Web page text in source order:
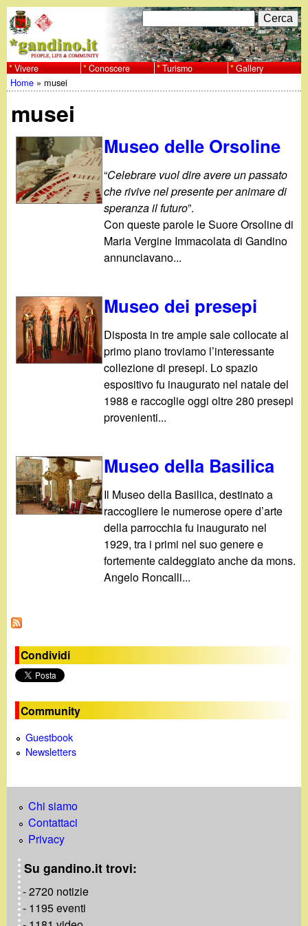
al
contenuto
w
w
w
g
d
F
o
r
d
i
r
i
c
r
c
a
C
e
r
c
Vivere Conoscere Turismo Gallery
sei
qui
Home » musei
musei
Museo delle Orsoline
“Celebrare vuol dire avere un passato
che rivive nel presente per animare di
speranza il futuro”.
Con queste parole le Suore Orsoline di
Maria Vergine Immacolata di Gandino
annunciavano...
Museo dei presepi
Disposta in tre ampie sale collocate al
primo piano troviamo l’interessante
collezione di presepi. Lo spazio
espositivo fu inaugurato nel natale del
1988 e raccoglie oggi oltre 280 presepi
provenienti...
Museo della Basilica
Il Museo della Basilica, destinato a
raccogliere le numerose opere d’arte
della parrocchia fu inaugurato nel
1929, tra i primi nel suo genere e
fortemente caldeggiato anche da mons.
Angelo Roncalli...
Condividi
Community
Guestbook
Newsletters
Chi siamo
Contattaci
Privacy
Su gandino.it trovi:
- 2720 notizie
- 1195 eventi